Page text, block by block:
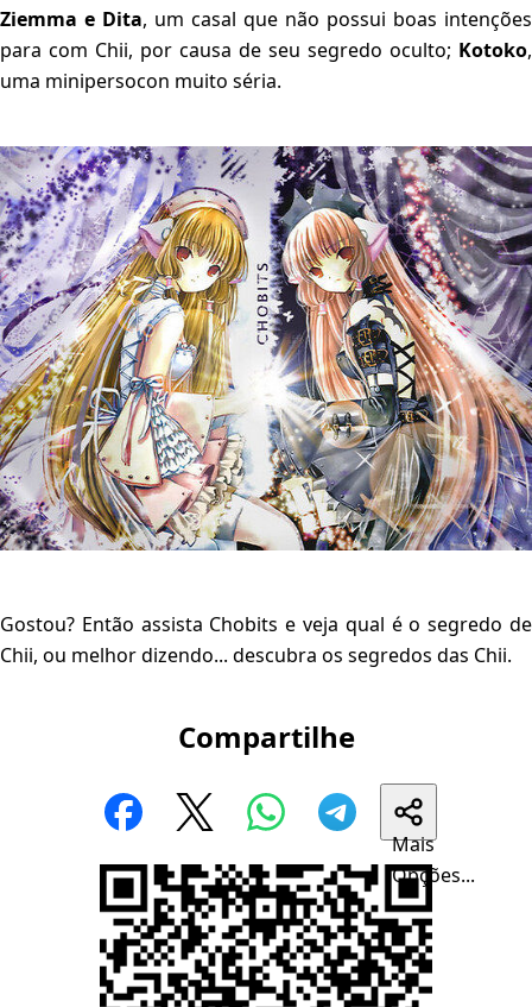
Ziemma e Dita, um casal que não possui boas intenções
para com Chii, por causa de seu segredo oculto; Kotoko,
uma minipersocon muito séria.
Gostou? Então assista Chobits e veja qual é o segredo de
Chii, ou melhor dizendo... descubra os segredos das Chii.
Compartilhe
Mais
Opções...